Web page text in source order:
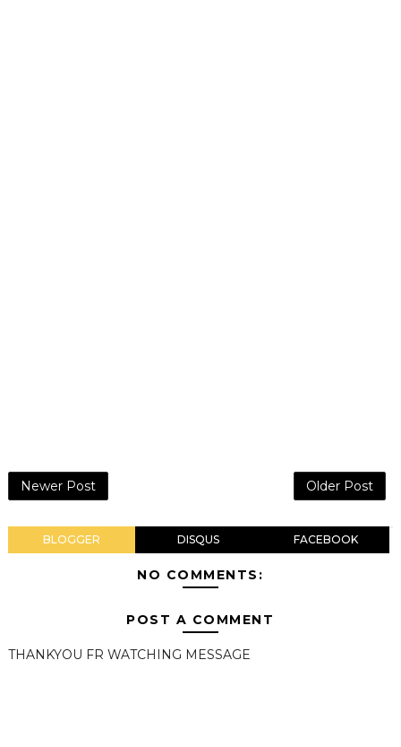
Newer Post Older Post
BLOGGER DISQUS FACEBOOK
NO COMMENTS:
POST A COMMENT
THANKYOU FR WATCHING MESSAGE